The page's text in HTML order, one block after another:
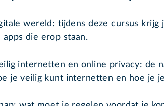
wereld: tijdens deze cursus
die erop staan.
internetten en online privacy: de
je veilig kunt internetten en hoe je